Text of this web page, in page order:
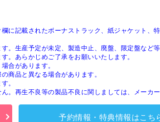
に記載されたボーナストラック、紙ジャケット、
。生産予定が未定、製造中止、廃盤、限定盤など
。あらかじめご了承をお願いいたします。
合があります。
商品と異なる場合があります。
。
。再生不良等の製品不良に関しましては、メーカ
予約情報・特典情報はこち